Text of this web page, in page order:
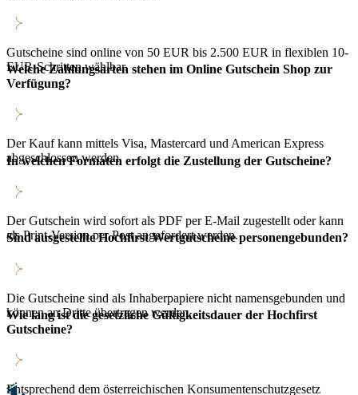
Gutscheine sind online von 50 EUR bis 2.500 EUR in flexiblen 10-
EUR-Schritten wählbar.
Welche Zahlungsarten stehen im Online Gutschein Shop zur
Verfügung?
Der Kauf kann mittels Visa, Mastercard und American Express
abgeschlossen werden.
In welchen Formaten erfolgt die Zustellung der Gutscheine?
Der Gutschein wird sofort als PDF per E-Mail zugestellt oder kann
als Print-Version per Post angefordert werden.
Sind ausgestellte Hochfirst Wertgutscheine personengebunden?
Die Gutscheine sind als Inhaberpapiere nicht namensgebunden und
können an Dritte übertragen werden.
Wie lang ist die gesetzliche Gültigkeitsdauer der Hochfirst
Gutscheine?
Entsprechend dem österreichischen Konsumentenschutzgesetz